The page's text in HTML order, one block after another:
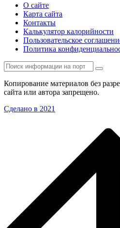
О сайте
Карта сайта
Контакты
Калькулятор калорийности
Пользовательское
Политика
Копирование материалов без
сайта или автора запрещено.
Сделано в 2021